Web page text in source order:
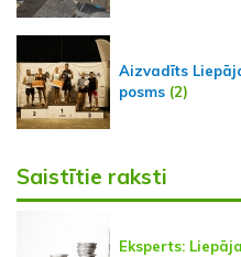
Aizvadīts
posms (2)
Saistītie raksti
Eksperts: